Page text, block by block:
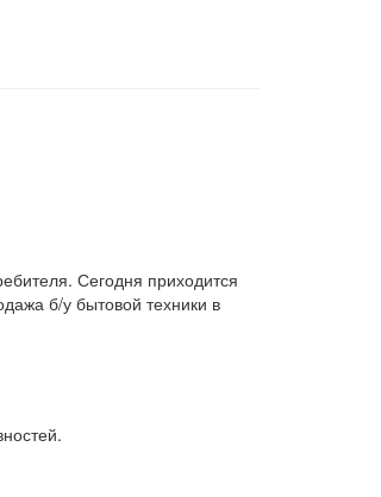
Сегодня приходится
б/у бытовой техники в